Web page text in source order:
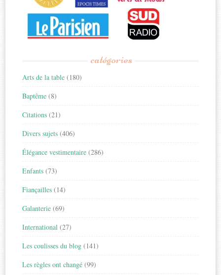
catégories
Arts de la table (180)
Baptême (8)
Citations (21)
Divers sujets (406)
Élégance vestimentaire (286)
Enfants (73)
Fiançailles (14)
Galanterie (69)
International (27)
Les coulisses du blog (141)
Les règles ont changé (99)